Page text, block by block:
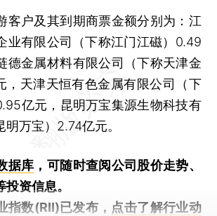
户及其到期商票金额分别为：江
业有限公司（下称江门江磁）0.49
德金属材料有限公司（下称天津金
，天津天恒有色金属有限公司（下
亿元，昆明万宝集源生物科技有
万宝）2.74亿元。
据库 ，可随时查阅公司股价走势、
资信息。
指数(RII)已发布， 点击了解行业动